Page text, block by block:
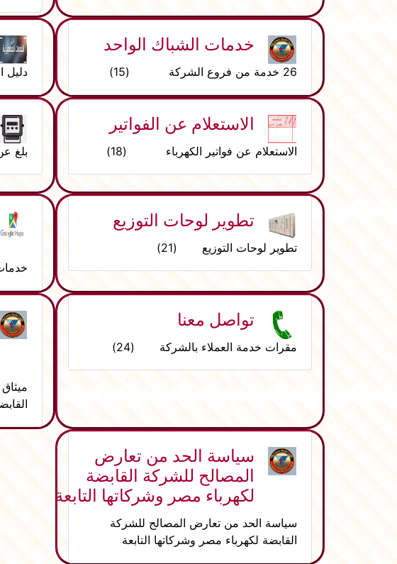
خدمات الشباك الواحد
26 خدمة من فروع الشركة (15) دليل
الاستعلام عن الفواتير
الاستعلام عن فواتير الكهرباء (18) بلغ
تطوير لوحات التوزيع
تطوير لوحات التوزيع (21)
تواصل معنا
مقرات خدمة العملاء بالشركة (24)
سياسة الحد من تعارض
المصالح للشركة القابضة
لكهرباء مصر وشركاتها التابعة
سياسة الحد من تعارض المصالح للشركة
القابضة لكهرباء مصر وشركاتها التابعة